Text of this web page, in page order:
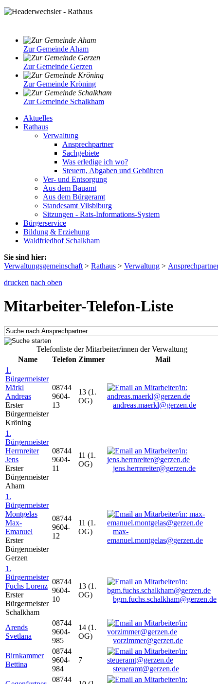
Zur Gemeinde Aham
Zur Gemeinde Gerzen
Zur Gemeinde Kröning
Zur Gemeinde Schalkham
Aktuelles
Rathaus
Verwaltung
Ansprechpartner
Sachgebiete
Was erledige ich wo?
Steuern, Abgaben und Gebühren
Ver- und Entsorgung
Aus dem Bauamt
Aus dem Bürgeramt
Standesamt Vilsbiburg
Sitzungen - Rats-Informations-System
Bürgerservice
Bildung & Erziehung
Waldfriedhof Schalkham
Sie sind hier:
Verwaltungsgemeinschaft > Rathaus > Verwaltung >
drucken nach oben
Mitarbeiter-Telefon-Liste
Telefonliste der Mitarbeiter/innen der Verwaltung
Name
Telefon Zimmer
Mail
1.
Bürgermeister
Märkl
Andreas
Erster
Bürgermeister
Kröning
08744
9604-
13
13 (1.
OG)
andreas.maerkl@gerzen.de
1.
Bürgermeister
Herrnreiter
Jens
Erster
Bürgermeister
Aham
08744
9604-
11
11 (1.
OG)
jens.herrnreiter@gerzen.de
1.
Bürgermeister
Montgelas
Max-
Emanuel
Erster
Bürgermeister
Gerzen
08744
9604-
12
11 (1.
OG)
max-
emanuel.montgelas@gerzen.de
1.
Bürgermeister
Fuchs Lorenz
Erster
Bürgermeister
Schalkham
08744
9604-
10
13 (1.
OG)
bgm.fuchs.schalkham@gerzen.de
Arends
Svetlana
08744
9604-
985
14 (1.
OG)
vorzimmer@gerzen.de
Birnkammer
Bettina
08744
9604-
984
7
steueramt@gerzen.de
08744